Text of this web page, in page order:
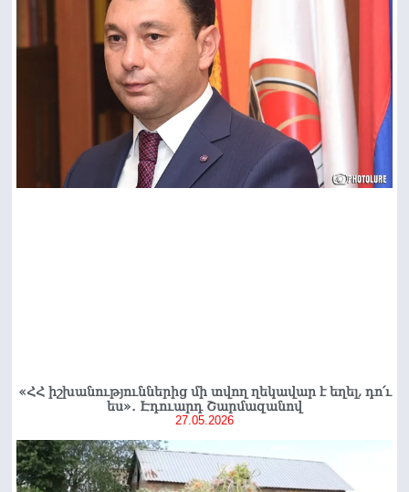
«ՀՀ իշխանություններից մի տվող ղեկավար է եղել, դո՛ւ
ես»․ Էդուարդ Շարմազանով
27.05.2026